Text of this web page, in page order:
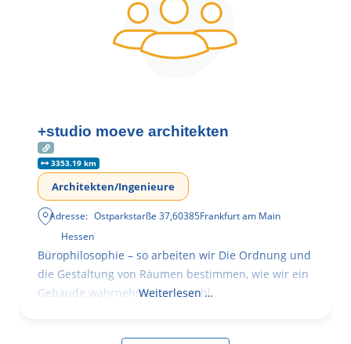
+studio moeve architekten
3353.19 km
Architekten/Ingenieure
Adresse: Ostparkstarße 37,60385Frankfurt am Main
Hessen
Bürophilosophie – so arbeiten wir Die Ordnung und
die Gestaltung von Räumen bestimmen, wie wir ein
Gebäude wahrnehmen, wie wohl
Weiterlesen …